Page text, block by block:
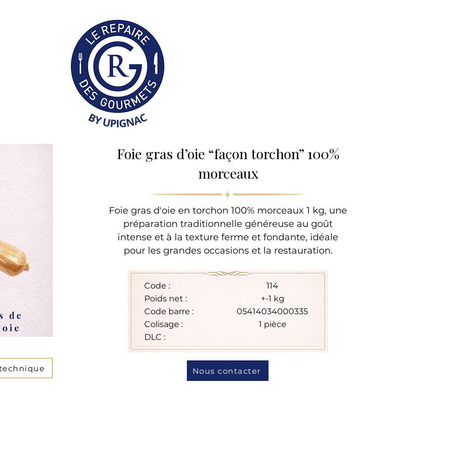
Collection Professionnelle
Foie gras d’oie “façon torchon” 100%
morceaux
Foie gras d'oie en torchon 100% morceaux 1 kg, une
préparation traditionnelle généreuse au goût
intense et à la texture ferme et fondante, idéale
pour les grandes occasions et la restauration.
Code :
Poids net :
Code barre :
Colisage :
DLC :
114
+-1 kg
05414034000335
1 pièce
Nous contacter